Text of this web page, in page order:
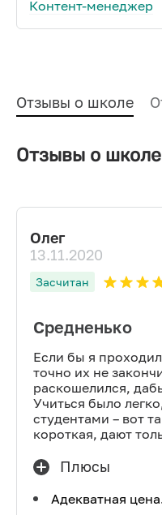
Контент-менеджер
Отзывы о школе
Отзывы о
Олег
13.11.2020
Засчитан
Средненько
Если бы я
точно их не
раскошелился,
Учиться было
студентами – вот
короткая, дают
Плюсы
Адекватная